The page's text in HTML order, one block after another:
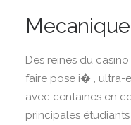
Des reines du
faire pose i� , ultra-
avec centaines en
principales